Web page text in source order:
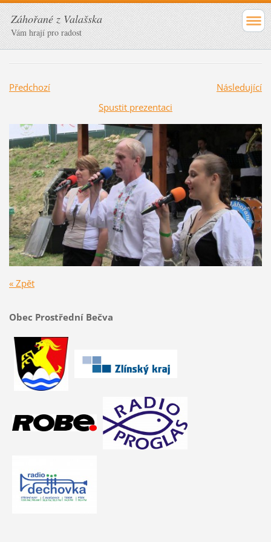
Záhořané z Valašska
Vám hrají pro radost
Předchozí
Následující
Spustit prezentaci
« Zpět
Obec Prostřední Bečva